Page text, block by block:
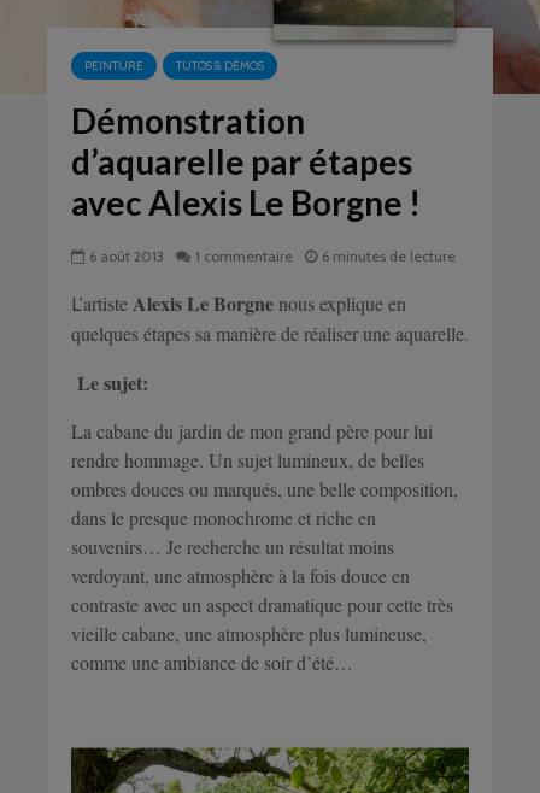
PEINTURE TUTOS & DÉMOS
Démonstration
d’aquarelle par étapes
avec Alexis Le Borgne !
6 août 2013 1 commentaire 6 minutes de lecture
L’artisteAlexis Le Borgne nous explique en
quelques étapes sa manière de réaliser une aquarelle.
Le sujet:
La cabane du jardin de mon grand père pour lui
rendre hommage. Un sujet lumineux, de belles
ombres douces ou marqués, une belle composition,
dans le presque monochrome et riche en
souvenirs… Je recherche un résultat moins
verdoyant, une atmosphère à la fois douce en
contraste avec un aspect dramatique pour cette très
vieille cabane, une atmosphère plus lumineuse,
comme une ambiance de soir d’été…